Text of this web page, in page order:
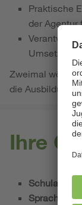
Praktische
der Agentur
Umsetzung
Zweimal
die Ausbildung
Ihre